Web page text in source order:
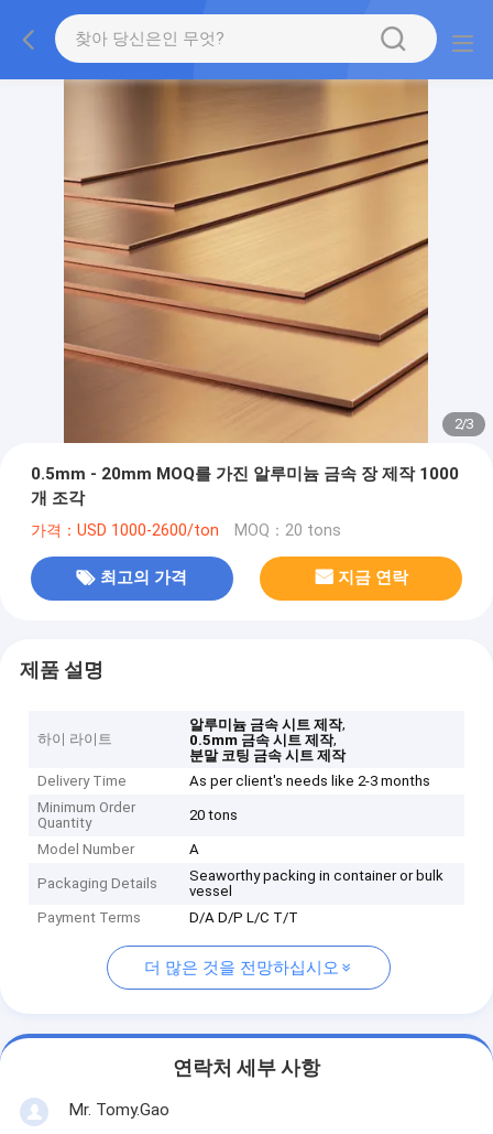
2/3
0.5mm - 20mm MOQ를 가진 알루미늄 금속 장 제작 1000
개 조각
가격：USD 1000-2600/ton MOQ：20 tons
최고의 가격 지금 연락
제품 설명
하이 라이트
알루미늄 금속 시트 제작,
0.5mm 금속 시트 제작,
분말 코팅 금속 시트 제작
Delivery Time
As per client's needs like 2-3 months
Minimum Order
Quantity
20 tons
Model Number A
Packaging Details
Seaworthy packing in container or bulk
vessel
Payment Terms
D/A D/P L/C T/T
더 많은 것을 전망하십시오
연락처 세부 사항
Mr. Tomy.Gao